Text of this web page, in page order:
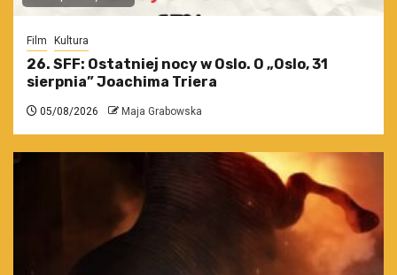
Film Kultura
26. SFF: Ostatniej nocy w Oslo. O „Oslo, 31
sierpnia” Joachima Triera
05/08/2026 Maja Grabowska